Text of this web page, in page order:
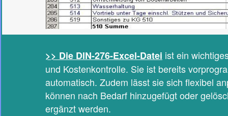
>> Die DIN-276-Excel-Datei ist ein
und Kostenkontrolle. Sie ist bereits
automatisch. Zudem lässt sie sich flexibel
können nach Bedarf hinzugefügt oder
ergänzt werden.